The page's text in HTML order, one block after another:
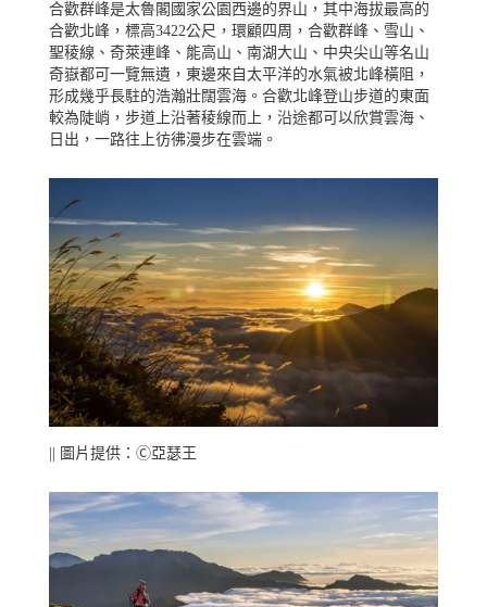
合歡群峰是太魯閣國家公園西邊的界山，其中海拔最高的
合歡北峰，標高3422公尺，環顧四周，合歡群峰、雪山、
聖稜線、奇萊連峰、能高山、南湖大山、中央尖山等名山
奇嶽都可一覽無遺，東邊來自太平洋的水氣被北峰橫阻，
形成幾乎長駐的浩瀚壯闊雲海。合歡北峰登山步道的東面
較為陡峭，步道上沿著稜線而上，沿途都可以欣賞雲海、
日出，一路往上彷彿漫步在雲端。
|| 圖片提供：Ⓒ亞瑟王